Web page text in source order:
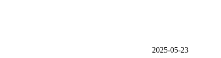
2025-05-23